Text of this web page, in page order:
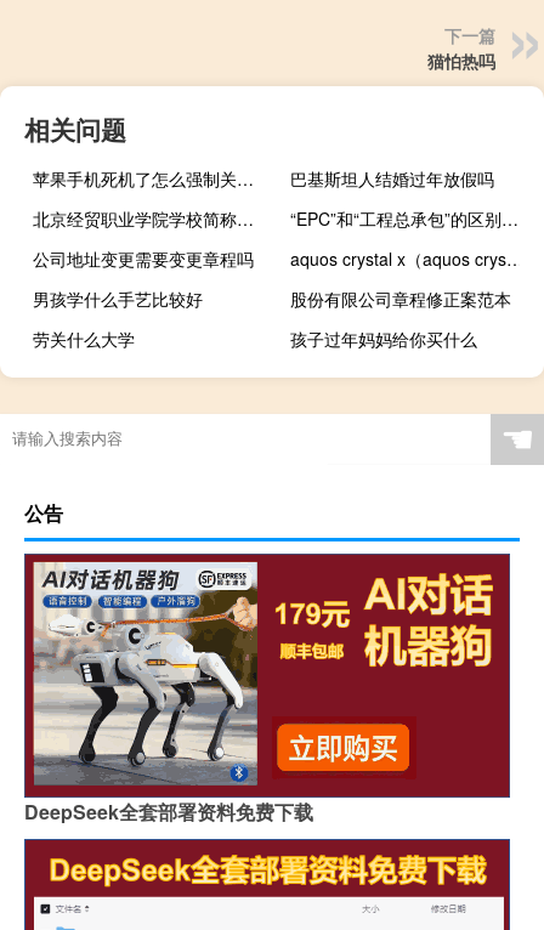
下一篇
猫怕热吗
相关问题
苹果手机死机了怎么强制关机或重启（苹果手机死机了怎么强制关机）
巴基斯坦人结婚过年放假吗
北京经贸职业学院学校简称是什么
“EPC”和“工程总承包”的区别是什么
公司地址变更需要变更章程吗
aquos crystal x（aquos crystal）
男孩学什么手艺比较好
股份有限公司章程修正案范本
劳关什么大学
孩子过年妈妈给你买什么
☚
公告
DeepSeek全套部署资料免费下载